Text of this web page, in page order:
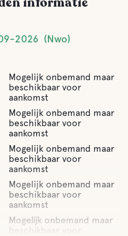
2026 Nwo
Mogelijk onbemand maar
beschikbaar voor
aankomst
Mogelijk onbemand maar
beschikbaar voor
aankomst
Mogelijk onbemand maar
beschikbaar voor
aankomst
Mogelijk onbemand maar
beschikbaar voor
aankomst
Mogelijk onbemand maar
beschikbaar voor